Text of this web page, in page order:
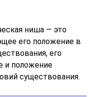
ниша — это
его положение в
его
и положение
существования.